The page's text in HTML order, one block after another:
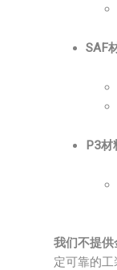
SAF
P3材
我们不提
定可靠的工